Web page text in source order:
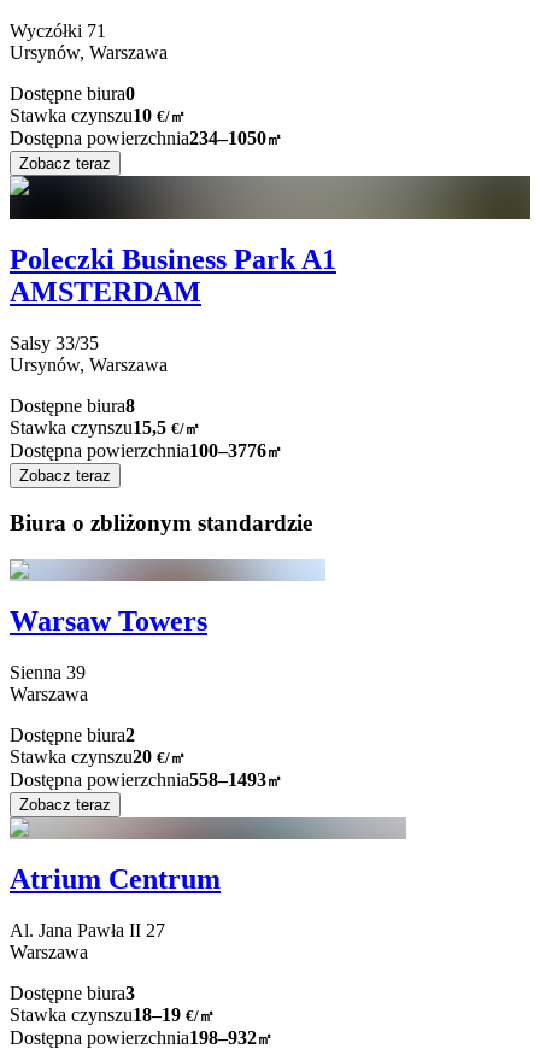
Wyczółki 71
Ursynów, Warszawa
Dostępne biura0
Stawka czynszu10 €/㎡
Dostępna powierzchnia234–1050㎡
Zobacz teraz
Poleczki Business Park A1
AMSTERDAM
Salsy 33/35
Ursynów, Warszawa
Dostępne biura8
Stawka czynszu15,5 €/㎡
Dostępna powierzchnia100–3776㎡
Zobacz teraz
Biura o zbliżonym standardzie
Warsaw Towers
Sienna 39
Warszawa
Dostępne biura2
Stawka czynszu20 €/㎡
Dostępna powierzchnia558–1493㎡
Zobacz teraz
Atrium Centrum
Al. Jana Pawła II 27
Warszawa
Dostępne biura3
Stawka czynszu18–19 €/㎡
Dostępna powierzchnia198–932㎡